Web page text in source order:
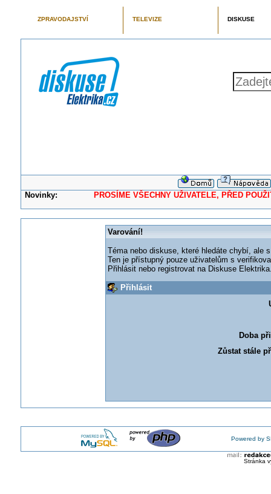
ZPRAVODAJSTVÍ TELEVIZE DISKUSE
Novinky: PROSÍME VŠECHNY UŽIVATELE, PŘED
Varování!
Téma nebo diskuse, které hledáte chybí, ale
Ten je přístupný pouze uživatelům s
Přihlásit nebo registrovat na Diskuse
Přihlásit
Doba
Zůstat stále
Powered by
Stránka